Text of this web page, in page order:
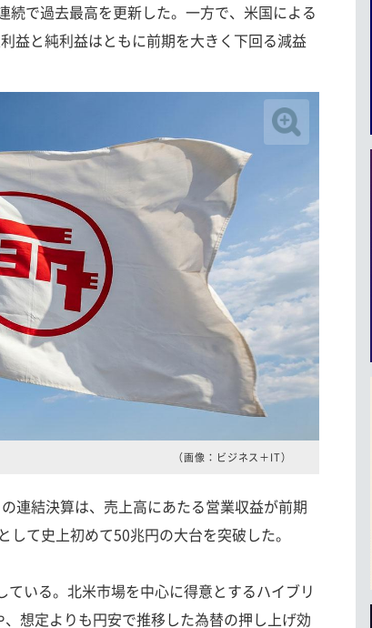
で過去最高を更新した。一方で、米国による
益と純利益はともに前期を大きく下回る減益
（画像：ビジネス＋IT）
連結決算は、売上高にあたる営業収益が前期
て史上初めて50兆円の大台を突破した。
いる。北米市場を中心に得意とするハイブリ
想定よりも円安で推移した為替の押し上げ効